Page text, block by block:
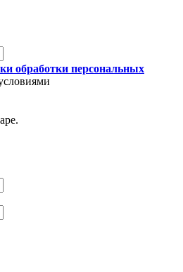
обработки персональных